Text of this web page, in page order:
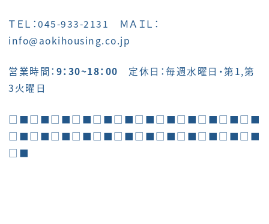
ＴＥＬ：045-933-2131 ＭＡＩＬ：
info@aokihousing.co.jp
営業時間： 9：30~18：00 定休日：毎週水曜日・第1,第
3火曜日
□■□■□■□■□■□■□■□■□■□■□■□■
□■□■□■□■□■□■□■□■□■□■□■□■
□■